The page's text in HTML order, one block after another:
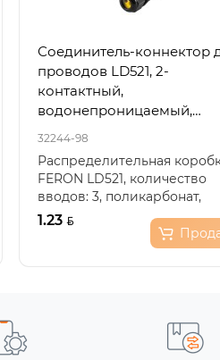
Соединитель-коннектор
проводов LD521, 2-
контактный,
водонепроницаемый,
черный 32244
32244-98
Распределительная
FERON LD521, количество
вводов: 3, поликарбонат,
нейлон, цвет черный,
1.23